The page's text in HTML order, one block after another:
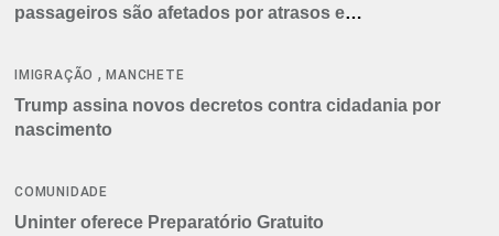
passageiros são afetados por atrasos e
IMIGRAÇÃO ,MANCHETE
Trump assina novos decretos contra cidadania por
nascimento
COMUNIDADE
Uninter oferece Preparatório Gratuito